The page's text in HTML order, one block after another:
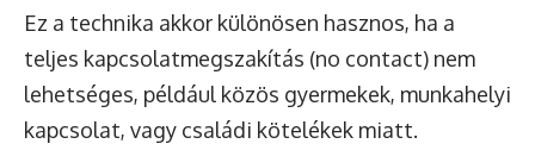
Ez a technika akkor különösen hasznos, ha a
teljes kapcsolatmegszakítás (no contact) nem
lehetséges, például közös gyermekek, munkahelyi
kapcsolat, vagy családi kötelékek miatt.